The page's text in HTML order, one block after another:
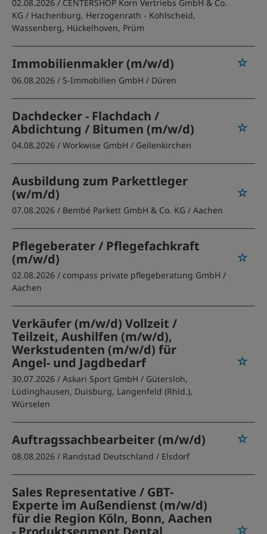
02.08.2026 / CENTERSHOP Korn Vertriebs GmbH & Co.
KG / Hachenburg, Herzogenrath - Kohlscheid,
Wassenberg, Hückelhoven, Prüm
Immobilienmakler (m/w/d)
06.08.2026 / S-Immobilien GmbH / Düren
Dachdecker - Flachdach /
Abdichtung / Bitumen (m/w/d)
04.08.2026 / Workwise GmbH / Geilenkirchen
Ausbildung zum Parkettleger
(w/m/d)
07.08.2026 / Bembé Parkett GmbH & Co. KG / Aachen
Pflegeberater / Pflegefachkraft
(m/w/d)
02.08.2026 / compass private pflegeberatung GmbH /
Aachen
Verkäufer (m/w/d) Vollzeit /
Teilzeit, Aushilfen (m/w/d),
Werkstudenten (m/w/d) für
Angel- und Jagdbedarf
30.07.2026 / Askari Sport GmbH / Gütersloh,
Lüdinghausen, Duisburg, Langenfeld (Rhld.),
Würselen
Auftragssachbearbeiter (m/w/d)
08.08.2026 / Randstad Deutschland / Elsdorf
Sales Representative / GBT-
Experte im Außendienst (m/w/d)
für die Region Köln, Bonn, Aachen